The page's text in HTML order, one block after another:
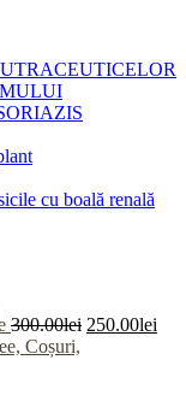
cu boală renală
300.00lei 250.00lei
Coșuri,